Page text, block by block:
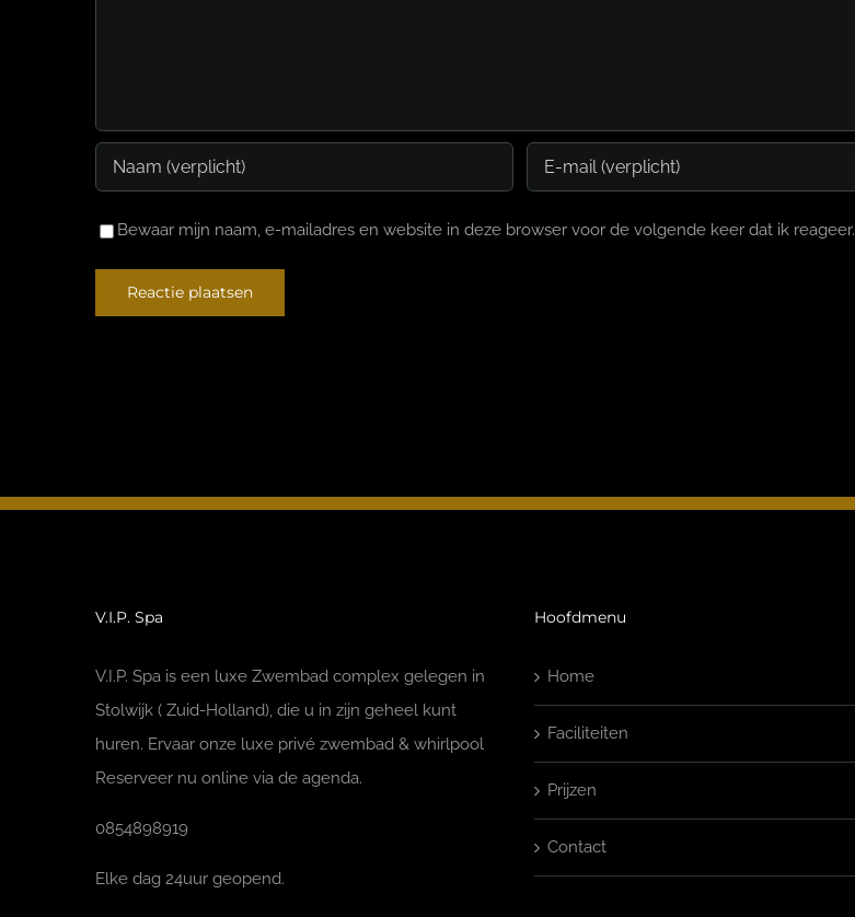
Bewaar mijn naam, e-mailadres en website in deze browser voor de volgende keer dat ik reageer.
V.I.P. Spa
V.I.P. Spa is een luxe Zwembad complex gelegen in
Stolwijk ( Zuid-Holland), die u in zijn geheel kunt
huren. Ervaar onze luxe privé zwembad & whirlpool
Reserveer nu online via de agenda.
0854898919
Elke dag 24uur geopend.
Hoofdmenu
Home
Faciliteiten
Prijzen
Contact